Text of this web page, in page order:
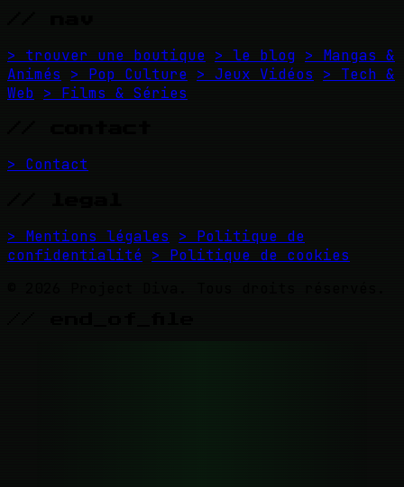
> trouver une boutique > le blog > Mangas &
Animés
> Pop Culture > Jeux Vidéos
> Tech &
Web > Films & Séries
> Contact
> Mentions légales
> Politique de
confidentialité > Politique de cookies